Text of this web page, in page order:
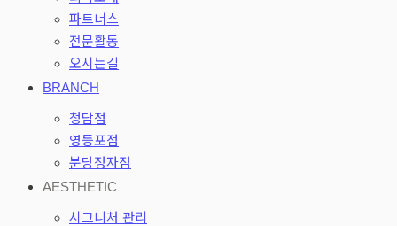
파트너스
전문활동
오시는길
BRANCH
청담점
영등포점
분당정자점
AESTHETIC
시그니처 관리